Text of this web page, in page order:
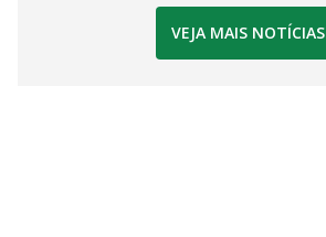
VEJA MAIS NOTÍCIAS